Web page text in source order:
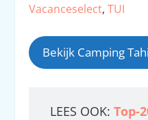
Vacanceselect,TUI
Bekijk Camping
LEES OOK: Top-